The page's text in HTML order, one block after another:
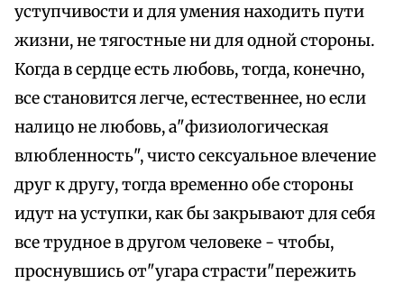
уступчивости и для умения находить пути
жизни, не тягостные ни для одной стороны.
Когда в сердце есть любовь, тогда, конечно,
все становится легче, естественнее, но если
налицо не любовь, а"физиологическая
влюбленность", чисто сексуальное влечение
друг к другу, тогда временно обе стороны
идут на уступки, как бы закрывают для себя
все трудное в другом человеке - чтобы,
проснувшись от"угара страсти"пережить